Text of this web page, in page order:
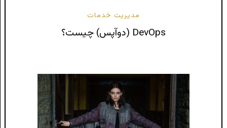
مدیریت خدمات
DevOps (دوآپس) چیست؟